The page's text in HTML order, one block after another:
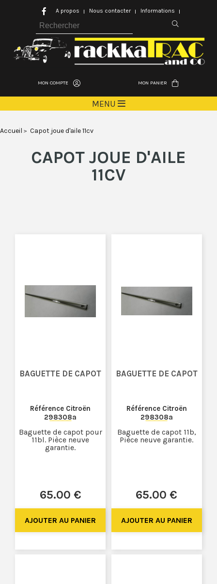
MON COMPTE MON PANIER
MENU
Accueil Capot joue d'aile 11cv
CAPOT JOUE D'AILE
11CV
BAGUETTE DE CAPOT
Référence Citroën
298308a
65.00 €
Baguette de capot pour
11bl. Pièce neuve
garantie.
BAGUETTE DE CAPOT
Référence Citroën
298308a
65.00 €
Baguette de capot 11b,
Pièce neuve garantie.
A propos Nous contacter Informations